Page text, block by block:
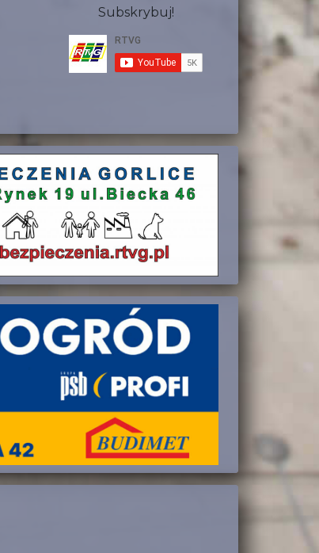
Subskrybuj!